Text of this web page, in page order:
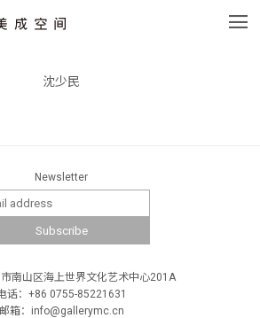
沈少民
Newsletter
南山区海上世界文化艺术中心201A
话：+86 0755-85221631
邮箱：info@gallerymc.cn